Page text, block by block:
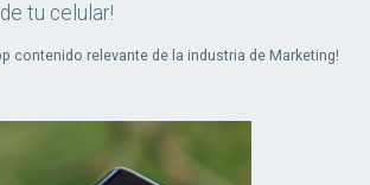
tu celular!
contenido relevante de la industria de Marketing!